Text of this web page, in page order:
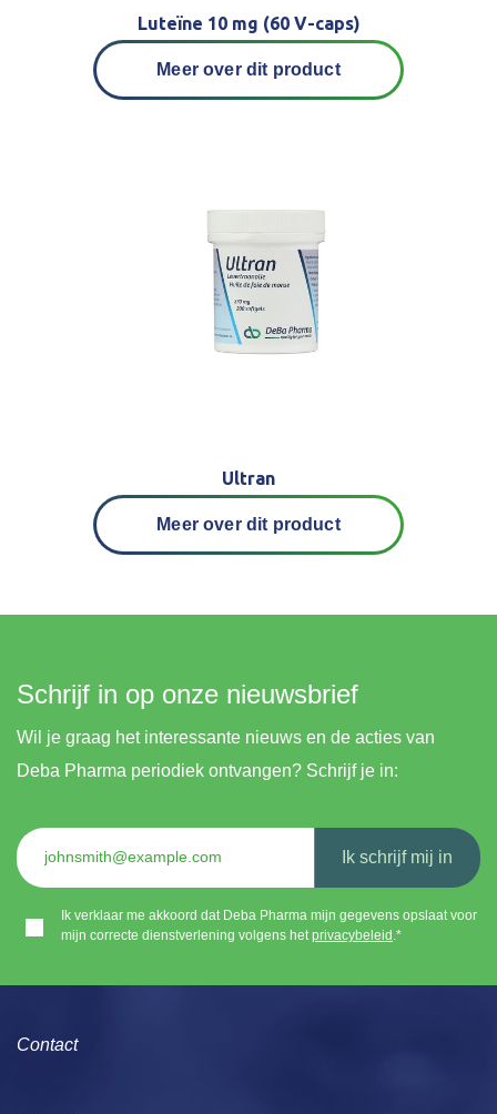
Luteïne 10 mg (60 V-caps)
Meer over dit product
Ultran
Meer over dit product
Ik schrijf mij in
Ik verklaar me akkoord dat Deba Pharma mijn gegevens opslaat voor
mijn correcte dienstverlening volgens het privacybeleid .*
Schrijf in op onze nieuwsbrief
Wil je graag het interessante nieuws en de acties van
Deba Pharma periodiek ontvangen? Schrijf je in:
Contact